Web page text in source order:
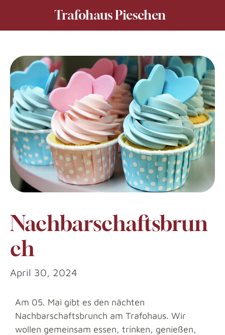
Trafohaus Pieschen
Nachbarschaftsbrun
ch
April 30, 2024
Am 05. Mai gibt es den nächten
Nachbarschaftsbrunch am Trafohaus. Wir
wollen gemeinsam essen, trinken, genießen,